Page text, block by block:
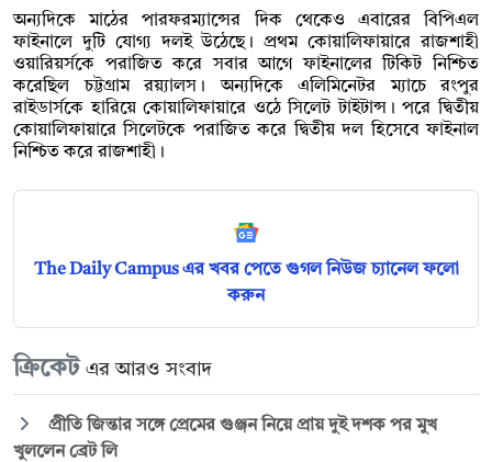
অন্যদিকে মাঠের পারফরম্যান্সের দিক থেকেও এবারের বিপিএল
ফাইনালে দুটি যোগ্য দলই উঠেছে। প্রথম কোয়ালিফায়ারে রাজশাহী
ওয়ারিয়র্সকে পরাজিত করে সবার আগে ফাইনালের টিকিট নিশ্চিত
করেছিল চট্টগ্রাম রয়্যালস। অন্যদিকে এলিমিনেটর ম্যাচে রংপুর
রাইডার্সকে হারিয়ে কোয়ালিফায়ারে ওঠে সিলেট টাইটান্স। পরে দ্বিতীয়
কোয়ালিফায়ারে সিলেটকে পরাজিত করে দ্বিতীয় দল হিসেবে ফাইনাল
নিশ্চিত করে রাজশাহী।
The Daily Campus এর খবর পেতে গুগল নিউজ চ্যানেল ফলো
করুন
ক্রিকেট এর আরও সংবাদ
প্রীতি জিন্তার সঙ্গে প্রেমের গুঞ্জন নিয়ে প্রায় দুই দশক পর মুখ
খুললেন ব্রেট লি